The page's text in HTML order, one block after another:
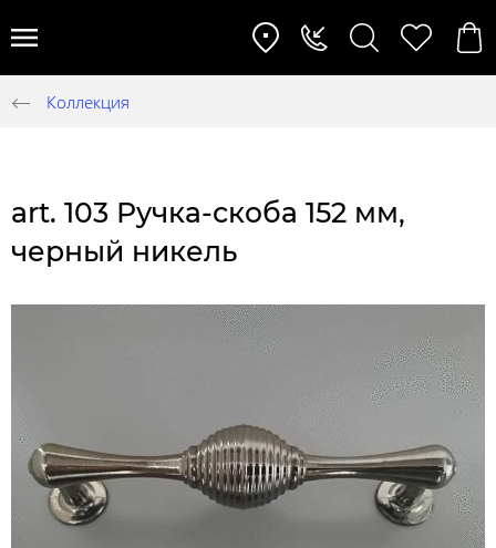
Коллекция
art. 103 Ручка-скоба 152 мм,
черный никель